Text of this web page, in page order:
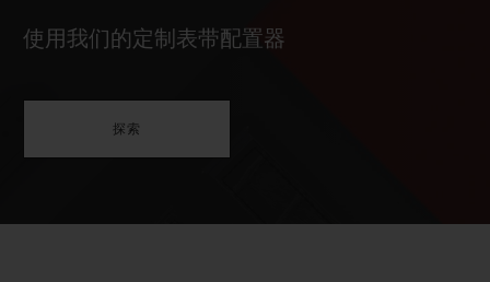
使用我们的定制表带配置器
探索